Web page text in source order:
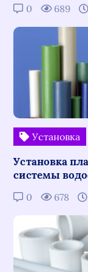
0 689
Установка
Установка
системы
0 678